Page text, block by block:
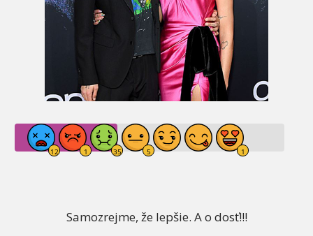
Samozrejme, že lepšie. A o dosť!!!